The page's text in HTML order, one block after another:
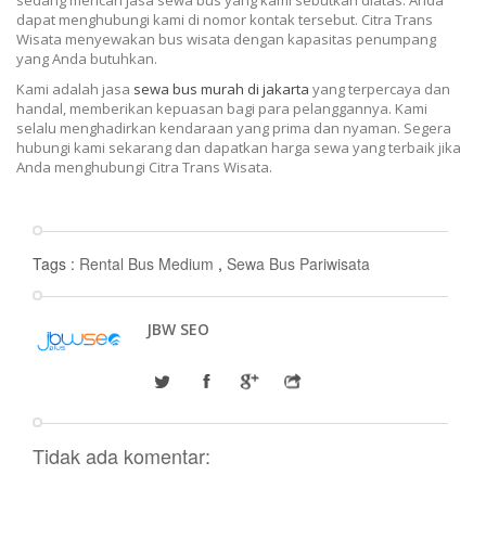
dapat menghubungi kami di nomor kontak tersebut. Citra Trans
Wisata menyewakan bus wisata dengan kapasitas penumpang
yang Anda butuhkan.
Kami adalah jasa sewa bus murah di jakarta yang terpercaya dan
handal, memberikan kepuasan bagi para pelanggannya. Kami
selalu menghadirkan kendaraan yang prima dan nyaman. Segera
hubungi kami sekarang dan dapatkan harga sewa yang terbaik jika
Anda menghubungi Citra Trans Wisata.
Tags : Rental Bus Medium , Sewa Bus Pariwisata
JBW SEO
Tidak ada komentar: